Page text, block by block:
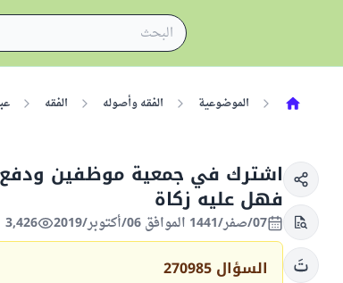
الموضوعية الفقه وأصوله الفقه
اشترك في جمعية موظفين
فهل عليه زكاة
07/صفر/1441 الموافق 06/أكتوبر/2019 3,426
السؤال 270985